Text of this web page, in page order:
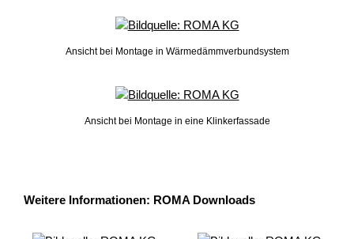
Ansicht bei Montage in Wärmedämmverbundsystem
Ansicht bei Montage in eine Klinkerfassade
Weitere Informationen: ROMA Downloads